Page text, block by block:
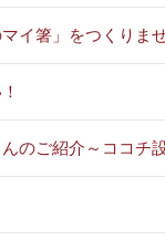
イ箸」をつくりま
のご紹介～ココチ